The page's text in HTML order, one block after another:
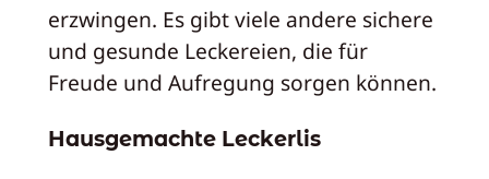
erzwingen. Es gibt viele andere sichere
und gesunde Leckereien, die für
Freude und Aufregung sorgen können.
Hausgemachte Leckerlis